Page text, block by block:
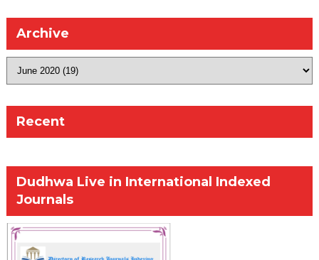
Archive
Recent
Dudhwa Live in International Indexed
Journals